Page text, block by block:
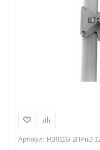
Артикул: RB911G-2HPnD-